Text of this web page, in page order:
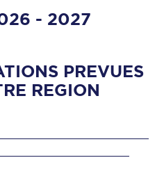
- 2027
PREVUES
REGION